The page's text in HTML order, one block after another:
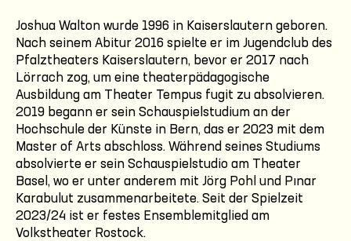
Joshua Walton wurde 1996 in Kaiserslautern geboren.
Nach seinem Abitur 2016 spielte er im Jugendclub des
Pfalztheaters Kaiserslautern, bevor er 2017 nach
Lörrach zog, um eine theaterpädagogische
Ausbildung am Theater Tempus fugit zu absolvieren.
2019 begann er sein Schauspielstudium an der
Hochschule der Künste in Bern, das er 2023 mit dem
Master of Arts abschloss. Während seines Studiums
absolvierte er sein Schauspielstudio am Theater
Basel, wo er unter anderem mit Jörg Pohl und Pınar
Karabulut zusammenarbeitete. Seit der Spielzeit
2023/24 ist er festes Ensemblemitglied am
Volkstheater Rostock.